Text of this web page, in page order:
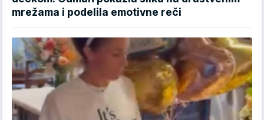
mrežama i podelila emotivne reči